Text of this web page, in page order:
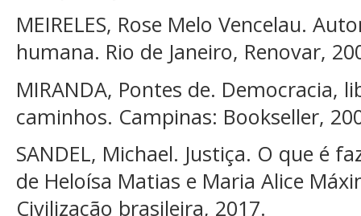
MEIRELES, Rose Melo Vencelau.
humana. Rio de Janeiro, Renovar,
MIRANDA, Pontes de. Democracia,
caminhos. Campinas: Bookseller,
SANDEL, Michael. Justiça. O que é
de Heloísa Matias e Maria Alice
Civilização brasileira, 2017.